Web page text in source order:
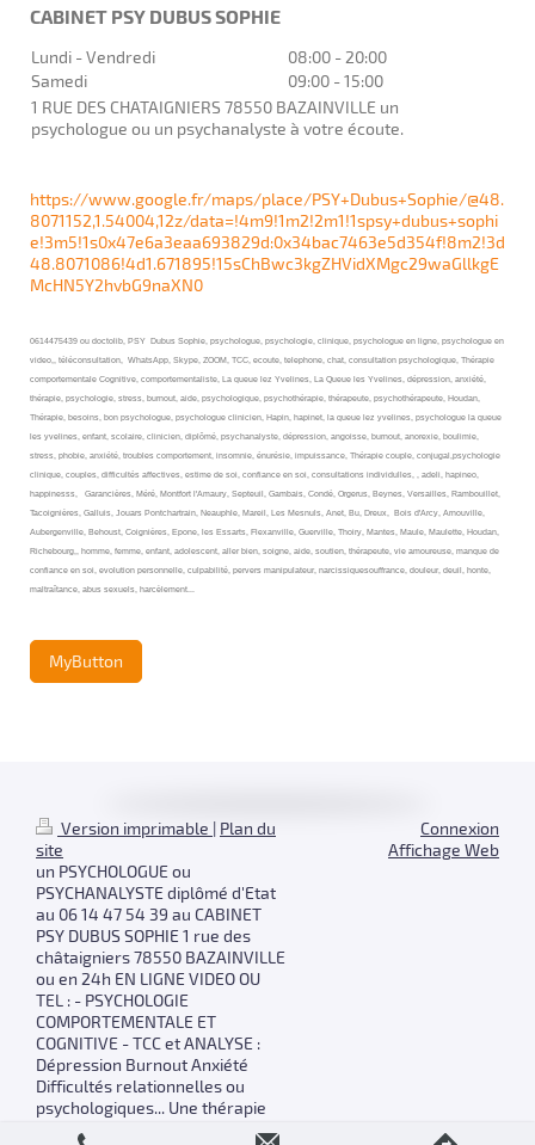
CABINET PSY DUBUS SOPHIE
Lundi - Vendredi 08:00 - 20:00
Samedi
09:00 -15:00
1 RUE DES CHATAIGNIERS 78550 BAZAINVILLE un
psychologue ou un psychanalyste à votre écoute.
https://www.google.fr/maps/place/PSY+Dubus+Sophie/@48.
8071152,1.54004,12z/data=!4m9!1m2!2m1!1spsy+dubus+sophi
e!3m5!1s0x47e6a3eaa693829d:0x34bac7463e5d354f!8m2!3d
48.8071086!4d1.671895!15sChBwc3kgZHVidXMgc29waGllkgE
McHN5Y2hvbG9naXN0
0614475439 ou doctolib, PSY Dubus Sophie, psychologue, psychologie, clinique, psychologue en ligne, psychologue en
video,, téléconsultation, WhatsApp, Skype, ZOOM, TCC, ecoute, telephone, chat, consultation psychologique, Thérapie
comportementale Cognitive, comportementaliste, La queue lez Yvelines, La Queue les Yvelines, dépression, anxiété,
thérapie, psychologie, stress, burnout, aide, psychologique, psychothérapie, thérapeute, psychothérapeute, Houdan,
Thérapie, besoins, bon psychologue, psychologue clinicien, Hapin, hapinet, la queue lez yvelines, psychologue la queue
les yvelines, enfant, scolaire, clinicien, diplômé, psychanalyste, dépression, angoisse, burnout, anorexie, boulimie,
stress, phobie, anxiété, troubles comportement, insomnie, énurésie, impuissance, Thérapie couple, conjugal,psychologie
clinique, couples, difficultés affectives, estime de soi, confiance en soi, consultations individulles, , adeli, hapineo,
happinesss, Garancières, Méré, Montfort l'Amaury, Septeuil, Gambais, Condé, Orgerus, Beynes, Versailles, Rambouillet,
Tacoignières, Galluis, Jouars Pontchartrain, Neauphle, Mareil, Les Mesnuls, Anet, Bu, Dreux, Bois d'Arcy, Arnouville,
Aubergenville, Behoust, Coignières, Epone, les Essarts, Flexanville, Guerville, Thoiry, Mantes, Maule, Maulette, Houdan,
Richebourg,, homme, femme, enfant, adolescent, aller bien, soigne, aide, soutien, thérapeute, vie amoureuse, manque de
confiance en soi, evolution personnelle, culpabilité, pervers manipulateur, narcissiquesouffrance, douleur, deuil, honte,
maltraîtance, abus sexuels, harcèlement...
MyButton
Version imprimable
Plan du
site
un PSYCHOLOGUE ou
PSYCHANALYSTE diplômé d'Etat
au 06 14 47 54 39 au CABINET
PSY DUBUS SOPHIE 1 rue des
châtaigniers 78550 BAZAINVILLE
ou en 24h EN LIGNE VIDEO OU
TEL : - PSYCHOLOGIE
COMPORTEMENTALE ET
COGNITIVE - TCC et ANALYSE :
Dépression Burnout Anxiété
Difficultés relationnelles ou
psychologiques... Une thérapie
adaptée à vos besoins pour
Connexion
Affichage Web